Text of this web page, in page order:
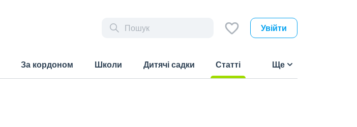
Увійти
За кордоном Школи Дитячі садки
Статті
Ще